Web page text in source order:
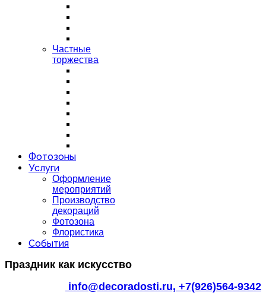
Частные
торжества
Фотозоны
Услуги
Оформление
мероприятий
Производство
декораций
Фотозона
Флористика
События
Праздник как искусство
info@decoradosti.ru, +7(926)564-9342